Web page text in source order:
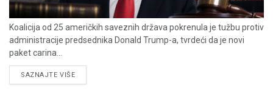
Koalicija od 25 američkih saveznih država pokrenula je tužbu protiv
administracije predsednika Donald Trump-a, tvrdeći da je novi
paket carina...
SAZNAJTE VIŠEDETAILS